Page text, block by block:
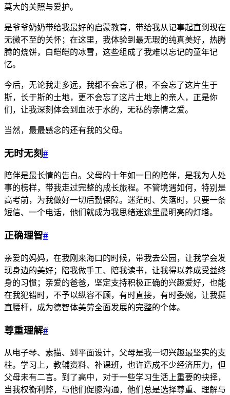
莫大的关照与爱护。
是爷爷奶奶带给我最好的启蒙教育，带给我从记事起直到现在
无微不至的关怀；在这里，我体验到最无瑕的纯真美好，热腾
腾的烧饼，白皑皑的冰雪，这些组成了我难以忘记的童年记
忆。
今后，无论我走多远，我都不会忘了根，不会忘了这片生于
斯，长于斯的土地，更不会忘了这片土地上的亲人，正是你
们，让我深刻体会到血浓于水的，无私的亲情之爱。
当然，最最感念的还有我的父母。
无时无刻#
陪伴是最长情的告白。父母的十年如一日的陪伴，是我为人处
事的榜样，带我走过完整的成长旅程。不管境遇如何，特别是
高考前，为我做好一切后勤保障。迷茫时、失落时，只要一条
短信、一个电话，他们就成为我思绪迷途里最明亮的灯塔。
正确理智#
亲爱的妈妈，在我刚来海口的时候，带我去公园，让我学会发
现身边的美好；陪我做手工、陪我读书，让我得以养成受益终
身的习惯；亲爱的爸爸，坚定支持积极正确的兴趣爱好，也能
在我犯错时，不予以纵容不顾，有时直接，有时委婉，让我挺
直腰杆，成为德智体美劳全面发展的完整的个体。
尊重理解#
从电子琴、素描、到平面设计，父母是我一切兴趣最坚实的支
柱。学习上，教辅资料、补课班，也许造成不少经济压力，但
父母未有二言。到了高中，对于一些学习生活上重要的抉择，
当我权衡利弊，与他们促膝沟通，他们总是选择尊重、理解与